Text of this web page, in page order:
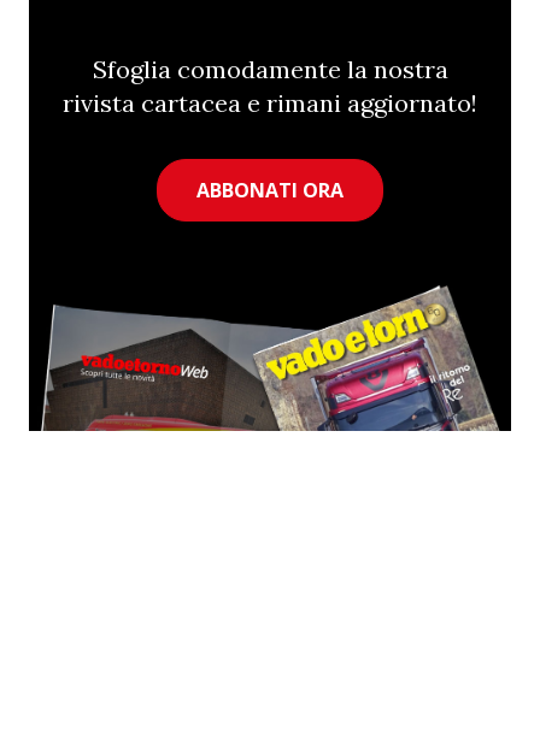
Sfoglia comodamente la nostra
rivista cartacea e rimani aggiornato!
ABBONATI ORA